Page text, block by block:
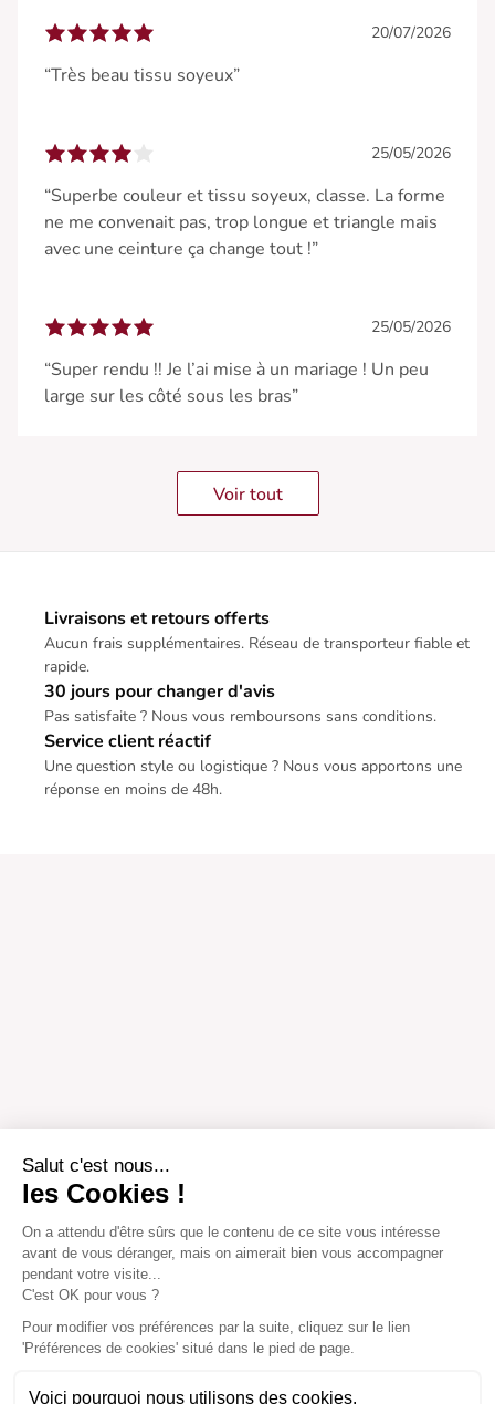
Salut c'est nous...
les Cookies !
On a attendu d'être sûrs que le contenu de ce site vous intéresse
avant de vous déranger, mais on aimerait bien vous accompagner
pendant votre visite...
C'est OK pour vous ?
Pour modifier vos préférences par la suite, cliquez sur le lien
'Préférences de cookies' situé dans le pied de page.
Voici pourquoi nous utilisons des cookies.
20/07/2026
“Très beau tissu soyeux”
25/05/2026
“Superbe couleur et tissu soyeux, classe. La forme
ne me convenait pas, trop longue et triangle mais
avec une ceinture ça change tout !”
25/05/2026
“Super rendu !! Je l’ai mise à un mariage ! Un peu
large sur les côté sous les bras”
Voir tout
Livraisons et retours offerts
Aucun frais supplémentaires. Réseau de transporteur fiable et
rapide.
30 jours pour changer d'avis
Pas satisfaite ? Nous vous remboursons sans conditions.
Service client réactif
Une question style ou logistique ? Nous vous apportons une
réponse en moins de 48h.